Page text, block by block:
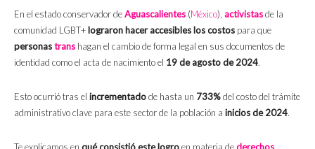
En el estado conservador deAguascalientes (México), activistasde la
comunidad LGBT+ lograron hacer accesibles los costos para que
personastrans hagan el cambio de forma legal en sus documentos de
identidad como el acta de nacimiento el 19 de agosto de 2024.
Esto ocurrió tras el incrementadode hasta un 733%del costo del trámite
administrativo clave para este sector de la población a inicios de 2024.